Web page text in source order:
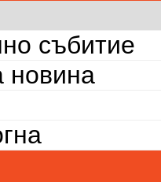
събитие
новина